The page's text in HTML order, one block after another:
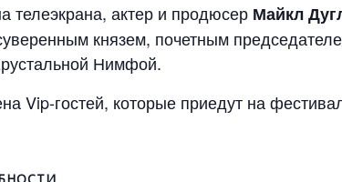
телеэкрана, актер и продюсер Майкл
князем, почетным
Нимфой.
Vip-гостей, которые приедут на